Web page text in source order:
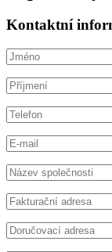
Kontaktní